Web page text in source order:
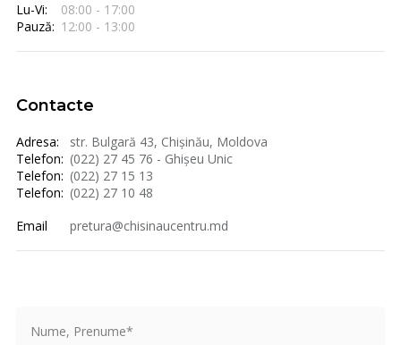
Lu-Vi:
08:00 - 17:00
Pauză: 12:00 - 13:00
Contacte
Adresa:
str. Bulgară 43, Chișinău, Moldova
Telefon: (022) 27 45 76 - Ghișeu Unic
Telefon: (022) 27 15 13
Telefon: (022) 27 10 48
Email
pretura@chisinaucentru.md